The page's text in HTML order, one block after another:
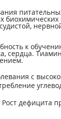
к
сердца.
с
дефицита